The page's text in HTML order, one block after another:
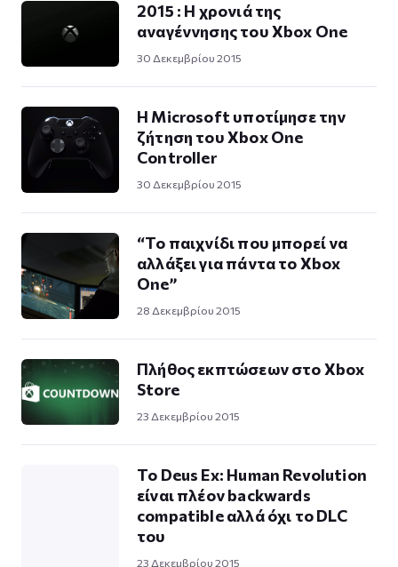
2015 : Η χρονιά της
αναγέννησης του Xbox One
30 Δεκεμβρίου 2015
Η Microsoft υποτίμησε την
ζήτηση του Xbox One
Controller
30 Δεκεμβρίου 2015
“Το παιχνίδι που μπορεί να
αλλάξει για πάντα το Xbox
One”
28 Δεκεμβρίου 2015
Πλήθος εκπτώσεων στο Χbox
Store
23 Δεκεμβρίου 2015
Το Deus Ex: Human Revolution
είναι πλέον backwards
compatible αλλά όχι το DLC
του
23 Δεκεμβρίου 2015